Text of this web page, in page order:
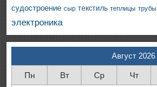
судостроение сыр текстиль теплицы трубы
электроника
Август 2026
Пн Вт Ср Чт